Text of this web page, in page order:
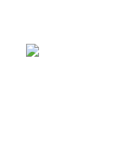
IRIS
REX XXL
САУНЫ